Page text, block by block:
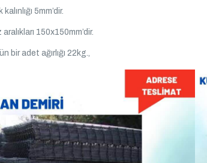
5mm’dir.
150x150mm’dir.
bir adet ağırlığı 22kg.,